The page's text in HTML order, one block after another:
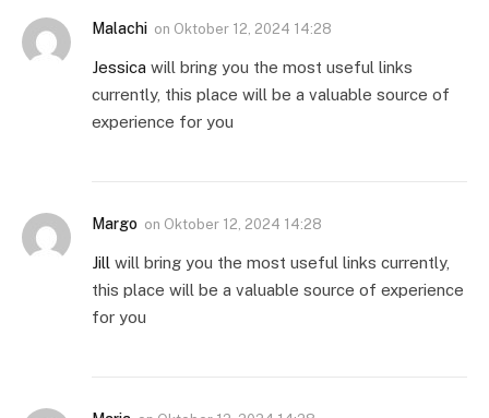
Malachi on Oktober 12, 2024 14:28
Jessica will bring you the most useful links
currently, this place will be a valuable source of
experience for you
Margo on Oktober 12, 2024 14:28
Jill will bring you the most useful links currently,
this place will be a valuable source of experience
for you